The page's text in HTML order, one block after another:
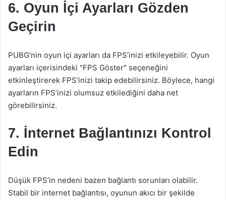
6. Oyun İçi Ayarları Gözden
Geçirin
PUBG’nin oyun içi ayarları da FPS’inizi etkileyebilir. Oyun
ayarları içerisindeki "FPS Göster" seçeneğini
etkinleştirerek FPS’inizi takip edebilirsiniz. Böylece, hangi
ayarların FPS’inizi olumsuz etkilediğini daha net
görebilirsiniz.
7. İnternet Bağlantınızı Kontrol
Edin
Düşük FPS’in nedeni bazen bağlantı sorunları olabilir.
Stabil bir internet bağlantısı, oyunun akıcı bir şekilde